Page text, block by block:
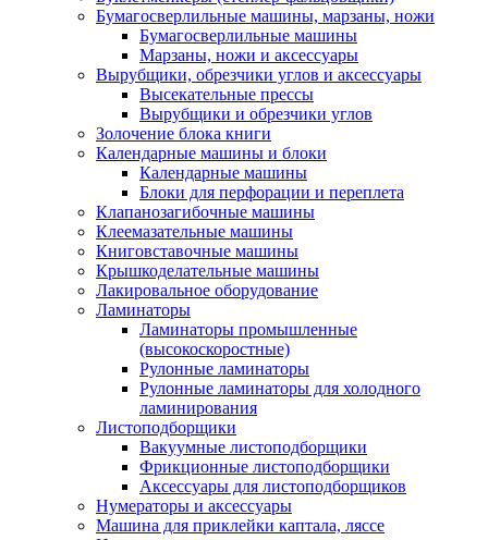
Бумагосверлильные машины, марзаны, ножи
Бумагосверлильные машины
Марзаны, ножи и аксессуары
Вырубщики, обрезчики углов и аксессуары
Высекательные прессы
Вырубщики и обрезчики углов
Золочение блока книги
Календарные машины и блоки
Календарные машины
Блоки для перфорации и переплета
Клапанозагибочные машины
Клеемазательные машины
Книговставочные машины
Крышкоделательные машины
Лакировальное оборудование
Ламинаторы
Ламинаторы промышленные
(высокоскоростные)
Рулонные ламинаторы
Рулонные ламинаторы для холодного
ламинирования
Листоподборщики
Вакуумные листоподборщики
Фрикционные листоподборщики
Аксессуары для листоподборщиков
Нумераторы и аксессуары
Машина для приклейки каптала, ляссе